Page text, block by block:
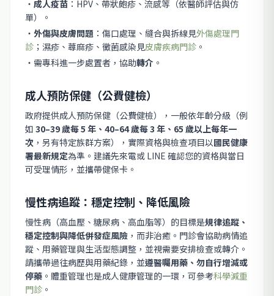
・ 成人疫苗 ：HPV、帶狀皰疹、流感等（依醫師評估與仿
單）。
・ 外傷與皮膚問題 ：傷口處理、縫合與拆線見外傷處理門
診 ；濕疹、蕁麻疹、黴菌感染見皮膚疾病門診 。
・需專科進一步處置者，協助轉介 。
成人預防保健（公費健檢）
政府提供成人預防保健（公費健檢），一般依年齡分級（例
如 30–39 歲每 5 年、40–64 歲每 3 年、65 歲以上每年一
次 ，另有特定族群方案），實際資格與檢查項目以國民健康
署最新規定為準。建議先來電或 LINE 確認您的資格與當日
可受理情形，並攜帶健保卡。
慢性病追蹤：穩定控制、降低風險
慢性病（高血壓、糖尿病、高血脂等）的目標是規律追蹤、
穩定控制與降低併發症風險 ，而非治癒。門診會協助病情追
蹤、用藥管理與生活型態調整，並視需要安排檢查或轉介。
請攜帶過往病歷與用藥紀錄，並遵醫囑用藥、勿自行增減或
停藥 。體重管理也是成人健康管理的一環，可參考科學減重
門診 。